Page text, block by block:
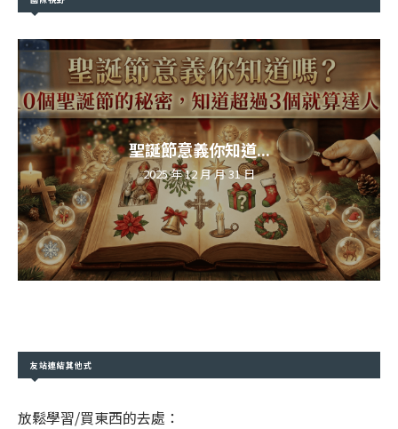
聖誕節意義你知道...
2025 年 12 月 月 31 日
友站連結其他式
放鬆學習/買東西的去處：